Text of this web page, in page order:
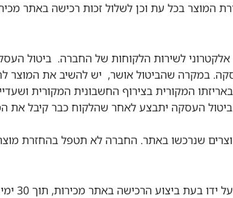
המוצר בכל עת וכן לשלול זכות רכישה באתר
לשירות הלקוחות של החברה. ביטול
במקרה שהביטול אושר, יש להשיב את המוצר
החשבונית המקורית ושעדיין לא חלפו 10 יום מתאריך
העסקה יתבצע לאחר שהלקוח כבר קיבל את
שנרכשו באתר. החברה לא תטפל בהחזרת
הרכישה באתר מכירות, תוך 30 ימי עסקים..